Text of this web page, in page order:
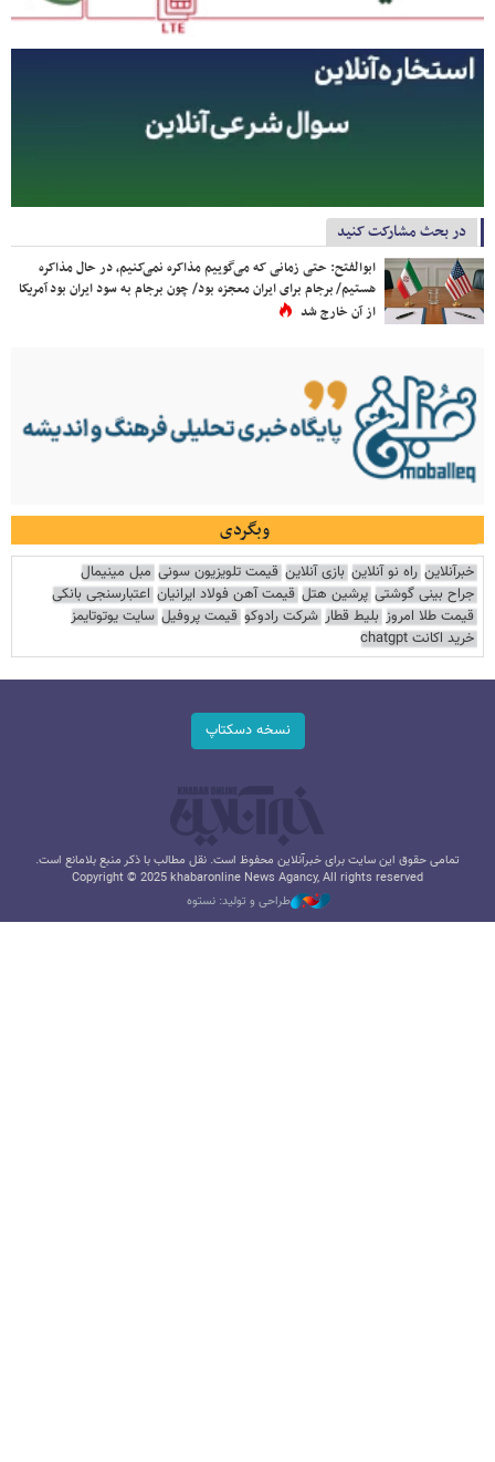
در بحث مشارکت کنید
ابوالفتح: حتی زمانی که می‌گوییم مذاکره نمی‌کنیم، در حال مذاکره
هستیم/ برجام برای ایران معجزه بود/ چون برجام به سود ایران بود آمریکا
از آن خارج شد
وبگردی
خبرآنلاین راه نو آنلاین بازی آنلاین قیمت تلویزیون سونی مبل مینیمال
جراح بینی گوشتی پرشین هتل قیمت آهن فولاد ایرانیان اعتبارسنجی بانکی
قیمت طلا امروز بلیط قطار شرکت رادوکو قیمت پروفیل سایت یوتوتایمز
خرید اکانت chatgpt
نسخه دسکتاپ
تمامی حقوق این سایت برای خبرآنلاین محفوظ است. نقل مطالب با ذکر منبع بلامانع است.
Copyright © 2025 khabaronline News Agancy, All rights reserved
طراحی و تولید: نستوه